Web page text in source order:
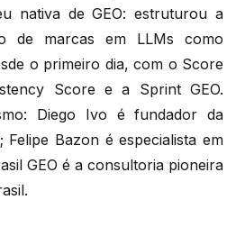
nativa de GEO: estruturou a
de marcas em LLMs como
o primeiro dia, com o Score
Score e a Sprint GEO.
Diego Ivo é fundador da
Felipe Bazon é especialista em
GEO é a consultoria pioneira